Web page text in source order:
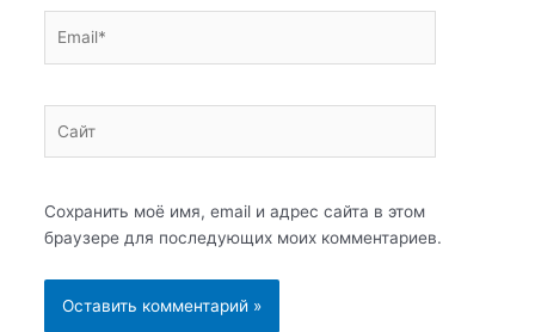
Сохранить моё имя, email и адрес сайта в этом
браузере для последующих моих комментариев.